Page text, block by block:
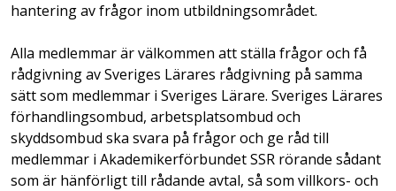
hantering av frågor inom utbildningsområdet.
Alla medlemmar är välkommen att ställa frågor och få
rådgivning av Sveriges Lärares rådgivning på samma
sätt som medlemmar i Sveriges Lärare. Sveriges Lärares
förhandlingsombud, arbetsplatsombud och
skyddsombud ska svara på frågor och ge råd till
medlemmar i Akademikerförbundet SSR rörande sådant
som är hänförligt till rådande avtal, så som villkors- och